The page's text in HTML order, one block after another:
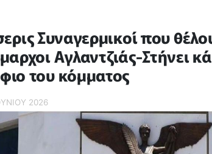
Συναγερμικοί που
Αγλαντζιάς-Στήνει
του κόμματος
2026